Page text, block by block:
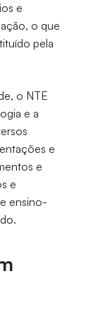
e
o que
pela
o NTE
e a
e
e
e
ensino-